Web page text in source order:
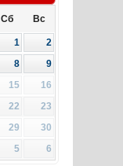
Сб Вс
1
2
8
9
15
16
22
23
29
30
5 6